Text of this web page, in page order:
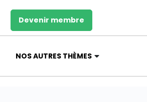
Devenir membre
NOS AUTRES THÈMES